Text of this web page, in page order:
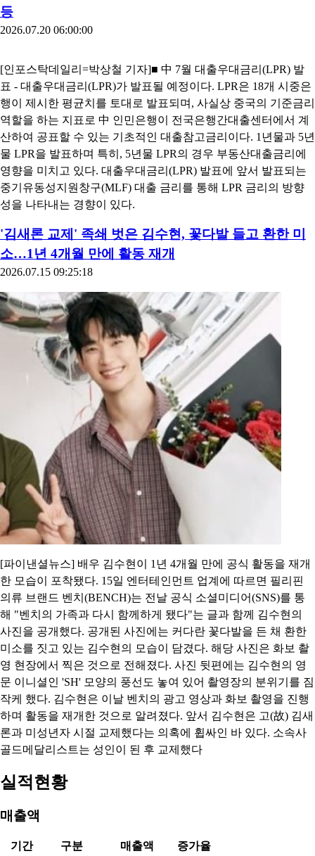
등
2026.07.20 06:00:00
[인포스탁데일리=박상철 기자]■ 中 7월 대출우대금리(LPR) 발
표 - 대출우대금리(LPR)가 발표될 예정이다. LPR은 18개 시중은
행이 제시한 평균치를 토대로 발표되며, 사실상 중국의 기준금리
역할을 하는 지표로 中 인민은행이 전국은행간대출센터에서 계
산하여 공표할 수 있는 기초적인 대출참고금리이다. 1년물과 5년
물 LPR을 발표하며 특히, 5년물 LPR의 경우 부동산대출금리에
영향을 미치고 있다. 대출우대금리(LPR) 발표에 앞서 발표되는
중기유동성지원창구(MLF) 대출 금리를 통해 LPR 금리의 방향
성을 나타내는 경향이 있다.
'김새론 교제' 족쇄 벗은 김수현, 꽃다발 들고 환한 미
소…1년 4개월 만에 활동 재개
2026.07.15 09:25:18
[파이낸셜뉴스] 배우 김수현이 1년 4개월 만에 공식 활동을 재개
한 모습이 포착됐다. 15일 엔터테인먼트 업계에 따르면 필리핀
의류 브랜드 벤치(BENCH)는 전날 공식 소셜미디어(SNS)를 통
해 "벤치의 가족과 다시 함께하게 됐다"는 글과 함께 김수현의
사진을 공개했다. 공개된 사진에는 커다란 꽃다발을 든 채 환한
미소를 짓고 있는 김수현의 모습이 담겼다. 해당 사진은 화보 촬
영 현장에서 찍은 것으로 전해졌다. 사진 뒷편에는 김수현의 영
문 이니셜인 'SH' 모양의 풍선도 놓여 있어 촬영장의 분위기를 짐
작케 했다. 김수현은 이날 벤치의 광고 영상과 화보 촬영을 진행
하며 활동을 재개한 것으로 알려졌다. 앞서 김수현은 고(故) 김새
론과 미성년자 시절 교제했다는 의혹에 휩싸인 바 있다. 소속사
골드메달리스트는 성인이 된 후 교제했다
실적현황
매출액
기간 구분 매출액
증가율